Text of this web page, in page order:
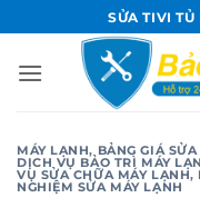
qua
nội
SỬA TIVI
MÁY LẠNH, BẢNG GIÁ
DỊCH VỤ BẢO TRÌ MÁY
VỤ SỬA CHỮA MÁY LẠNH,
NGHIỆM SỬA MÁY LẠNH